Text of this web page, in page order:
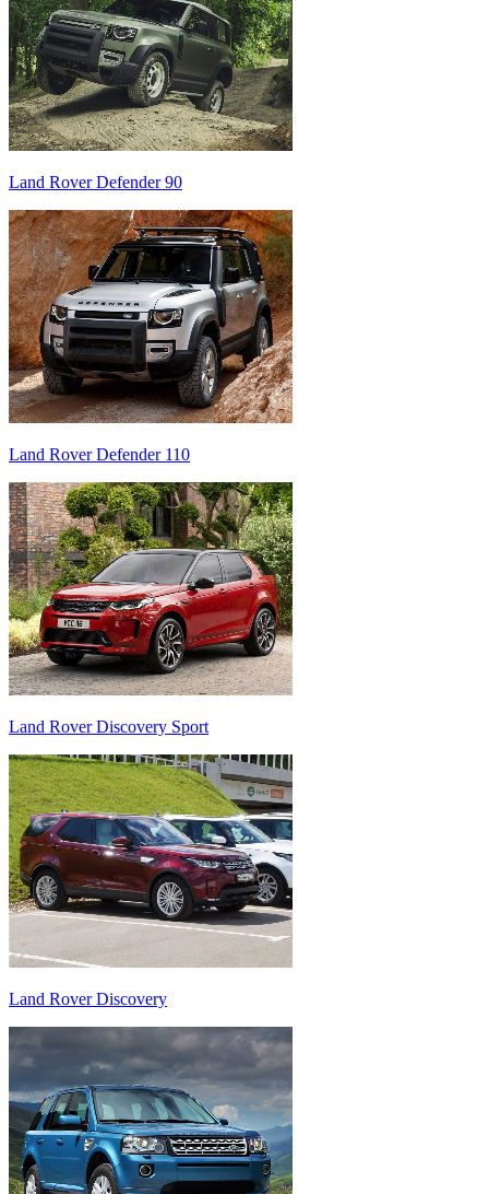
Land Rover Defender 90
Land Rover Defender 110
Land Rover Discovery Sport
Land Rover Discovery